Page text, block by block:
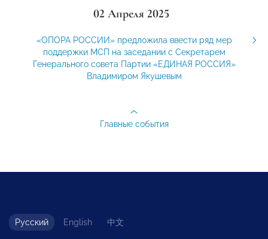
02 Апреля 2025
«ОПОРА РОССИИ» предложила ввести ряд мер
поддержки МСП на заседании с Секретарем
Генерального совета Партии «ЕДИНАЯ РОССИЯ»
Владимиром Якушевым
Главные события
Русский English 中文